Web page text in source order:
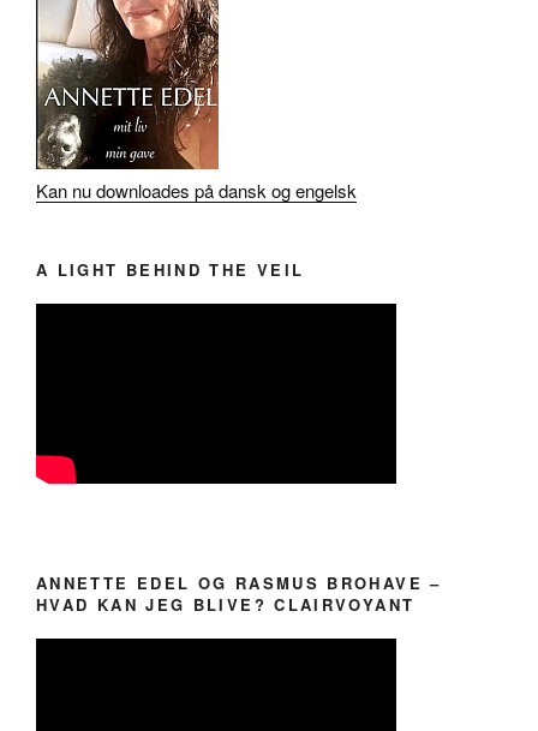
Kan nu downloades på dansk og engelsk
A LIGHT BEHIND THE VEIL
ANNETTE EDEL OG RASMUS BROHAVE –
HVAD KAN JEG BLIVE? CLAIRVOYANT